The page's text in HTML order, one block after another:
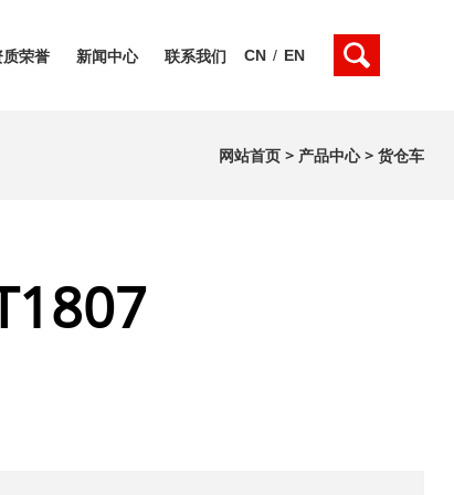
质荣誉 新闻中心 联系我们 CN / EN
网站首页 > 产品中心>货仓车